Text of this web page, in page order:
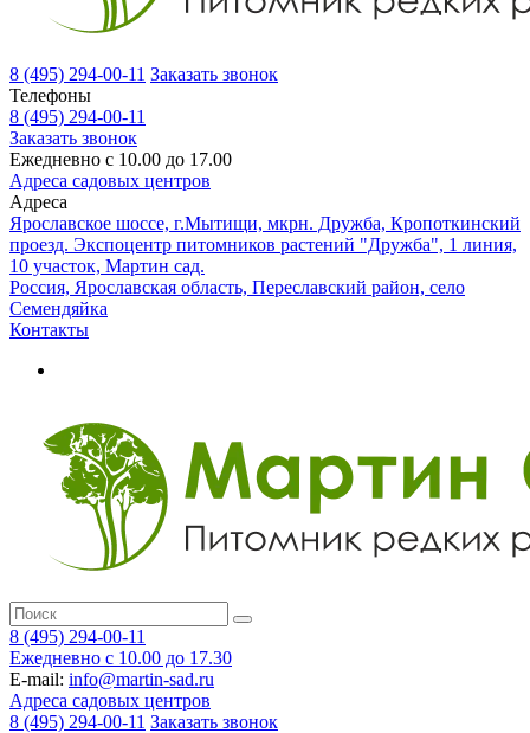
8 (495) 294-00-11 Заказать звонок
Телефоны
8 (495) 294-00-11
Заказать звонок
Ежедневно с 10.00 до 17.00
Адреса садовых центров
Адреса
Ярославское шоссе, г.Мытищи, мкрн. Дружба, Кропоткинский
проезд. Экспоцентр питомников растений "Дружба", 1 линия,
10 участок, Мартин сад.
Россия, Ярославская область, Переславский район, село
Семендяйка
Контакты
8 (495) 294-00-11
Ежедневно с 10.00 до 17.30
E-mail: info@martin-sad.ru
Адреса садовых центров
8 (495) 294-00-11 Заказать звонок